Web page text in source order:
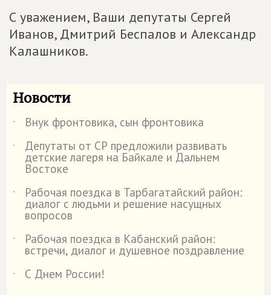
С уважением, Ваши депутаты Сергей
Иванов, Дмитрий Беспалов и Александр
Калашников.
Новости
˙
Внук фронтовика, сын фронтовика
˙
Депутаты от СР предложили развивать
детские лагеря на Байкале и Дальнем
Востоке
˙
Рабочая поездка в Тарбагатайский район:
диалог с людьми и решение насущных
вопросов
˙
Рабочая поездка в Кабанский район:
встречи, диалог и душевное поздравление
˙
С Днем России!